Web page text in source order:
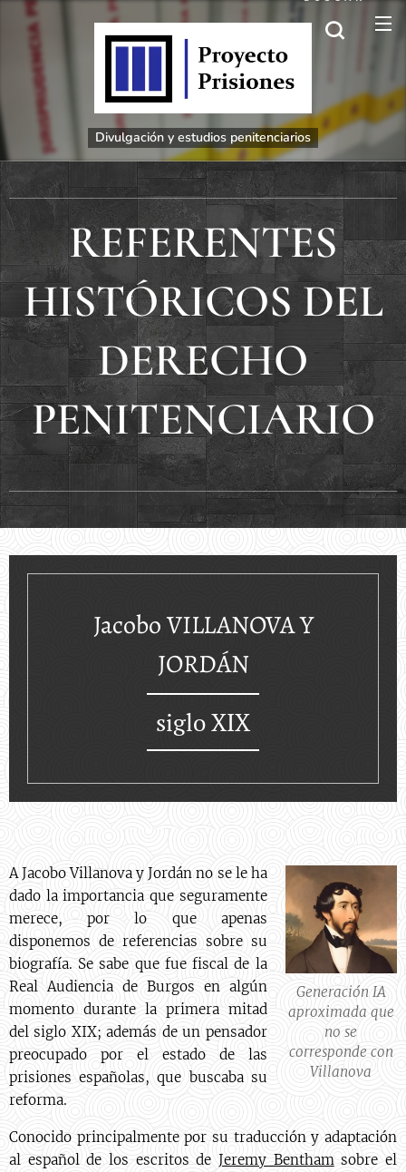
Divulgación y estudios penitenciarios
REFERENTES
HISTÓRICOS DEL
DERECHO
PENITENCIARIO
Jacobo VILLANOVA Y
JORDÁN
siglo XIX
Generación IA
aproximada que
no se
corresponde con
Villanova
A Jacobo Villanova y Jordán no se le ha
dado la importancia que seguramente
merece, por lo que apenas
disponemos de referencias sobre su
biografía. Se sabe que fue fiscal de la
Real Audiencia de Burgos en algún
momento durante la primera mitad
del siglo XIX; además de un pensador
preocupado por el estado de las
prisiones españolas, que buscaba su
reforma.
Conocido principalmente por su traducción y adaptación
al español de los escritos de Jeremy Benthamsobre el